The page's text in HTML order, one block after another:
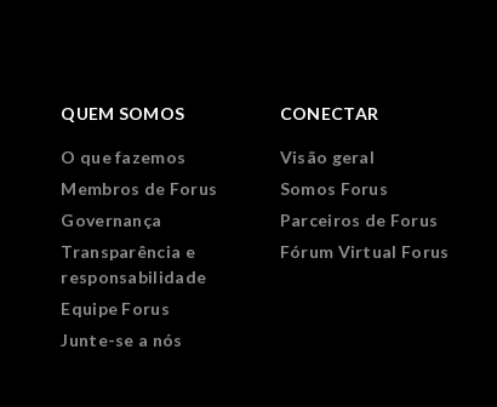
QUEM SOMOS
O que fazemos
Membros de Forus
Governança
Transparência e
responsabilidade
Equipe Forus
Junte-se a nós
CONECTAR
Visão geral
Somos Forus
Parceiros de Forus
Fórum Virtual Forus